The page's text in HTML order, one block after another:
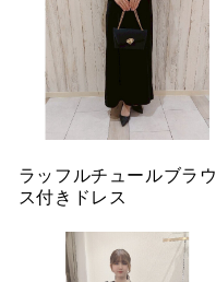
ラッフルチュールブラウ
ス付きドレス